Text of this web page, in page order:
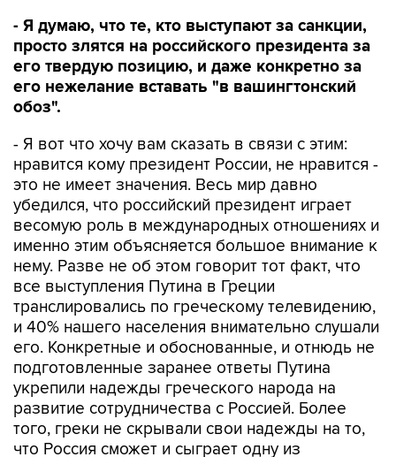
- Я думаю, что те, кто выступают за санкции,
просто злятся на российского президента за
его твердую позицию, и даже конкретно за
его нежелание вставать "в вашингтонский
обоз".
- Я вот что хочу вам сказать в связи с этим:
нравится кому президент России, не нравится -
это не имеет значения. Весь мир давно
убедился, что российский президент играет
весомую роль в международных отношениях и
именно этим объясняется большое внимание к
нему. Разве не об этом говорит тот факт, что
все выступления Путина в Греции
транслировались по греческому телевидению,
и 40% нашего населения внимательно слушали
его. Конкретные и обоснованные, и отнюдь не
подготовленные заранее ответы Путина
укрепили надежды греческого народа на
развитие сотрудничества с Россией. Более
того, греки не скрывали свои надежды на то,
что Россия сможет и сыграет одну из